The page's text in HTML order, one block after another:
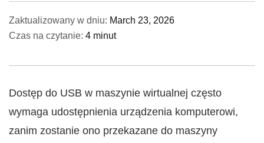
Zaktualizowany w dniu: March 23, 2026
Czas na czytanie: 4 minut
Dostęp do USB w maszynie wirtualnej często
wymaga udostępnienia urządzenia komputerowi,
zanim zostanie ono przekazane do maszyny